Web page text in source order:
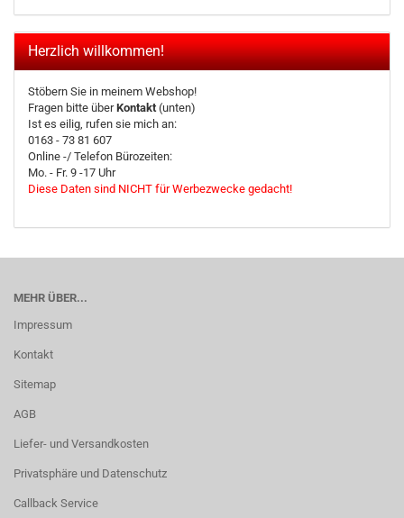
Herzlich willkommen!
Stöbern Sie in meinem Webshop!
Fragen bitte überKontakt(unten)
Ist es eilig, rufen sie mich an:
0163 - 73 81 607
Online -/ Telefon Bürozeiten:
Mo. - Fr. 9 -17 Uhr
Diese Daten sind NICHT für Werbezwecke gedacht!
MEHR ÜBER...
Impressum
Kontakt
Sitemap
AGB
Liefer- und Versandkosten
Privatsphäre und Datenschutz
Callback Service